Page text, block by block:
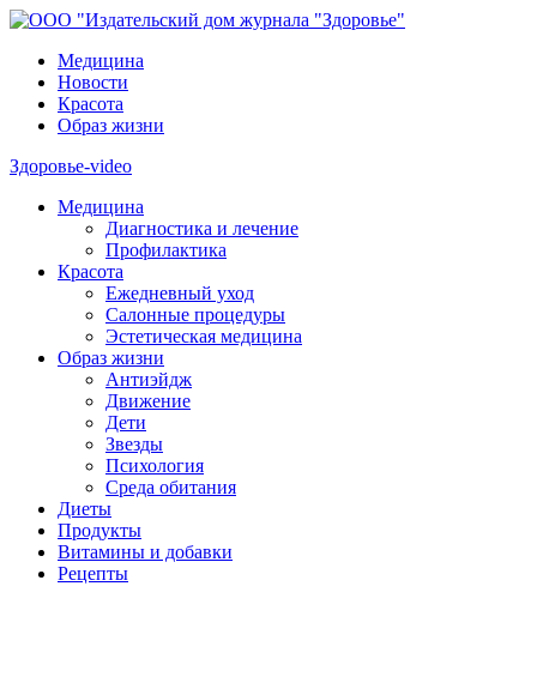
Медицина
Новости
Красота
Образ жизни
Здоровье-video
Медицина
Диагностика и лечение
Профилактика
Красота
Ежедневный уход
Салонные процедуры
Эстетическая медицина
Образ жизни
Антиэйдж
Движение
Дети
Звезды
Психология
Среда обитания
Диеты
Продукты
Витамины и добавки
Рецепты